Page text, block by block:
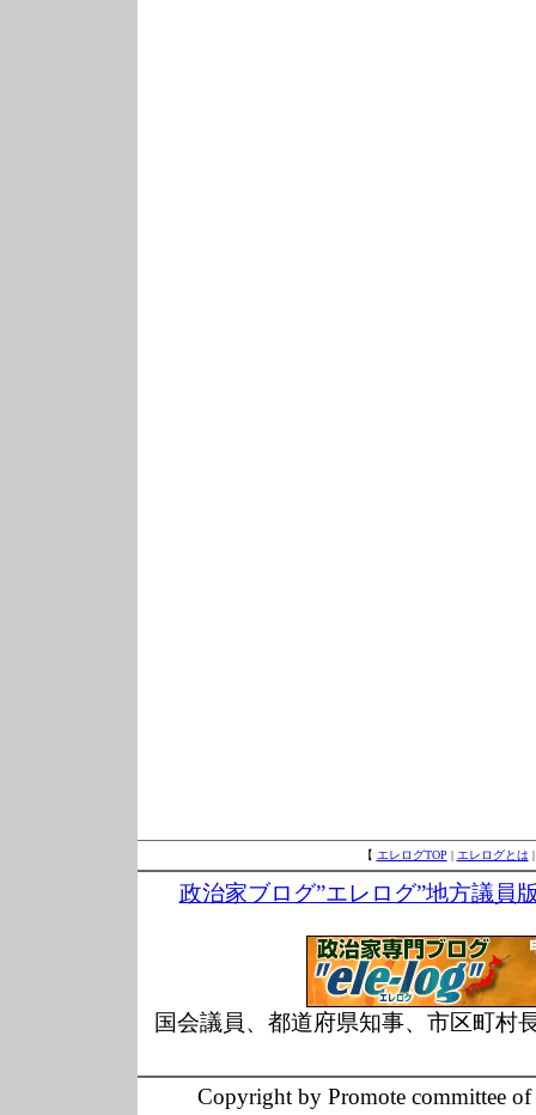
【 エレログTOP | エレログとは
政治家ブログ”エレログ”地方議員
国会議員、都道府県知事、市区町村
Copyright by Promote committee